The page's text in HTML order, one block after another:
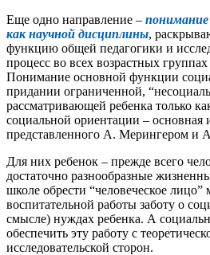
Еще одно направление – понимание
как научной дисциплины,
функцию общей педагогики и
процесс во всех возрастных
Понимание основной функции
придании ограниченной,
рассматривающей ребенка только
социальной ориентации – основная
представленного А. Мерингером и
Для них ребенок – прежде всего
достаточно разнообразные
школе обрести “человеческое
воспитательной работы заботу о
смысле) нуждах ребенка. А
обеспечить эту работу с
исследовательской сторон.